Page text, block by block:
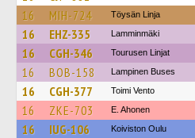
16 MIH-724 Töysän Linja
16 EHZ-335 Lamminmäki
16 CGH-346 Tourusen Linjat
16 BOB-158 Lampinen Buses
16 CGH-377 Toimi Vento
16 ZKE-703 E. Ahonen
16 IUG-106 Koiviston Oulu